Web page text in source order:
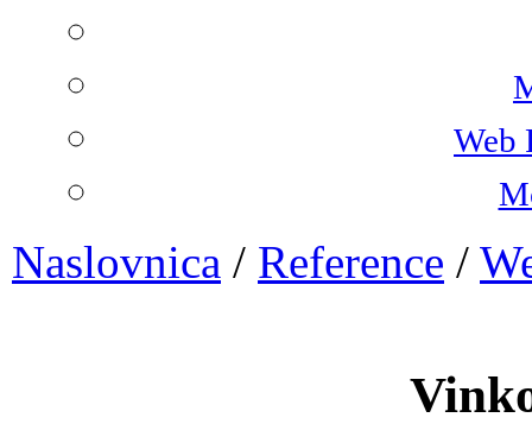
Web
Naslovnica / Reference /